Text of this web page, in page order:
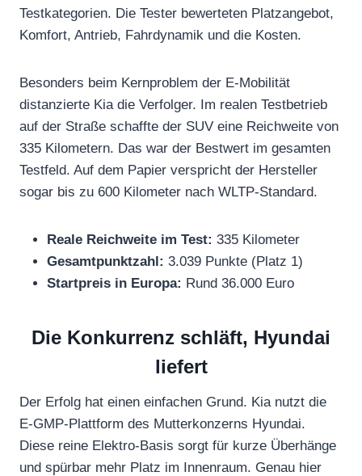
Testkategorien. Die Tester bewerteten Platzangebot,
Komfort, Antrieb, Fahrdynamik und die Kosten.
Besonders beim Kernproblem der E-Mobilität
distanzierte Kia die Verfolger. Im realen Testbetrieb
auf der Straße schaffte der SUV eine Reichweite von
335 Kilometern. Das war der Bestwert im gesamten
Testfeld. Auf dem Papier verspricht der Hersteller
sogar bis zu 600 Kilometer nach WLTP-Standard.
Reale Reichweite im Test: 335 Kilometer
Gesamtpunktzahl: 3.039 Punkte (Platz 1)
Startpreis in Europa: Rund 36.000 Euro
Die Konkurrenz schläft, Hyundai
liefert
Der Erfolg hat einen einfachen Grund. Kia nutzt die
E-GMP-Plattform des Mutterkonzerns Hyundai.
Diese reine Elektro-Basis sorgt für kurze Überhänge
und spürbar mehr Platz im Innenraum. Genau hier